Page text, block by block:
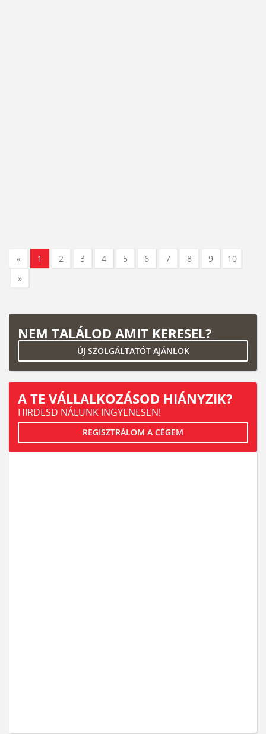
« 1 2 3 4 5 6 7 8 9
10
»
NEM TALÁLOD AMIT KERESEL?
ÚJ SZOLGÁLTATÓT AJÁNLOK
A TE VÁLLALKOZÁSOD HIÁNYZIK?
HIRDESD NÁLUNK INGYENESEN!
REGISZTRÁLOM A CÉGEM